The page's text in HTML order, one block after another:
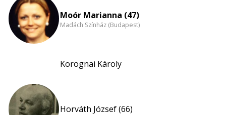
Moór Marianna (47)
Madách Színház (Budapest)
Korognai Károly
Horváth József (66)